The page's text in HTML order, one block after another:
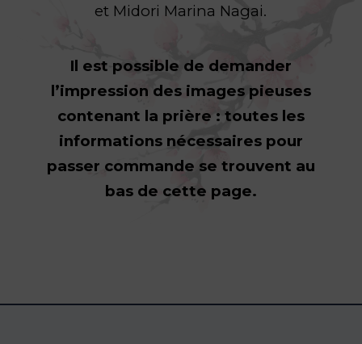
et Midori Marina Nagai.
Il est possible de demander
l’impression des images pieuses
contenant la prière : toutes les
informations nécessaires pour
passer commande se trouvent au
bas de cette page.